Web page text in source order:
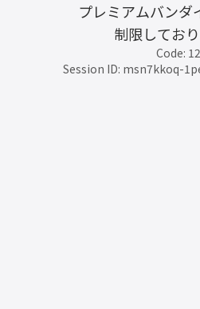
プレミアムバンダ
制限しており
Code: 12
Session ID: msn7kkoq-